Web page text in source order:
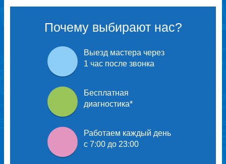
Почему выбирают нас?
Выезд мастера через
1 час после звонка
Бесплатная
диагностика*
Работаем каждый день
с 7:00 до 23:00